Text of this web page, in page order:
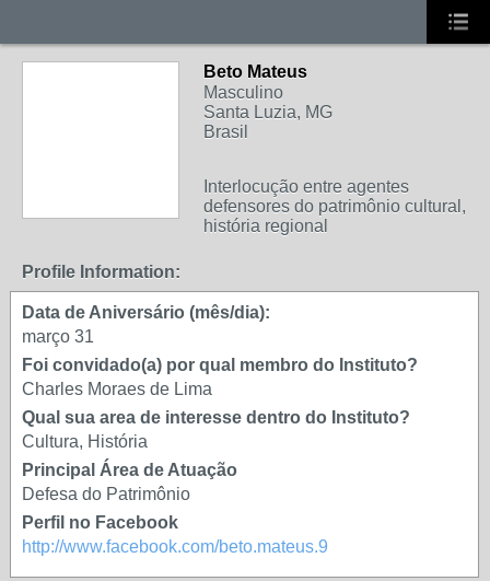
Beto Mateus
Masculino
Santa Luzia, MG
Brasil
Interlocução entre agentes
defensores do patrimônio cultural,
história regional
Profile Information:
Data de Aniversário (mês/dia):
março 31
Foi convidado(a) por qual membro do Instituto?
Charles Moraes de Lima
Qual sua area de interesse dentro do Instituto?
Cultura, História
Principal Área de Atuação
Defesa do Patrimônio
Perfil no Facebook
http://www.facebook.com/beto.mateus.9